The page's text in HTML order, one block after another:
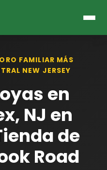
FAMILIAR MÁS
NEW JERSEY
en
NJ en
de
Road